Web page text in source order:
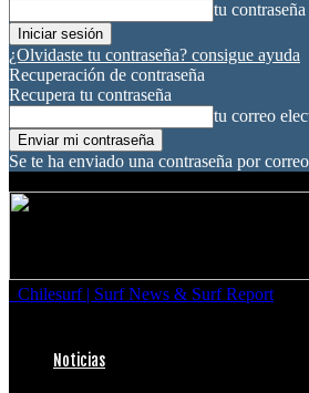
tu contraseña
¿Olvidaste tu contraseña? consigue ayuda
Recuperación de contraseña
Recupera tu contraseña
tu correo
Se te ha enviado una contraseña por
Chilesurf | Surf News & Surf Report
Noticias